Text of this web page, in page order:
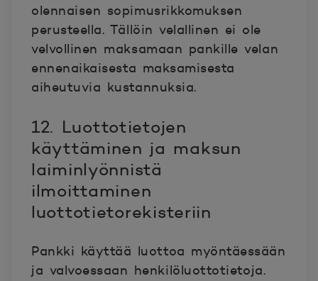
olennaisen sopimusrikkomuksen
perusteella. Tällöin velallinen ei ole
velvollinen maksamaan pankille velan
ennenaikaisesta maksamisesta
aiheutuvia kustannuksia.
12. Luottotietojen
käyttäminen ja maksun
laiminlyönnistä
ilmoittaminen
luottotietorekisteriin
Pankki käyttää luottoa myöntäessään
ja valvoessaan henkilöluottotietoja.